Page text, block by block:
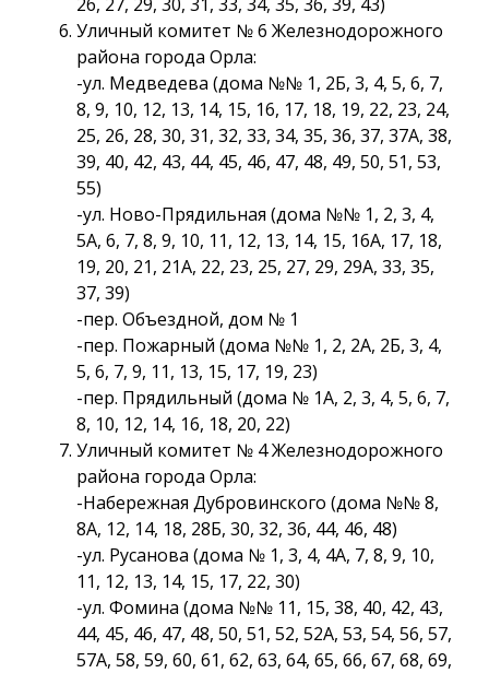
Уличный комитет № 6 Железнодорожного
района города Орла:
-ул. Медведева (дома №№ 1, 2Б, 3, 4, 5, 6, 7,
8, 9, 10, 12, 13, 14, 15, 16, 17, 18, 19, 22, 23, 24,
25, 26, 28, 30, 31, 32, 33, 34, 35, 36, 37, 37А, 38,
39, 40, 42, 43, 44, 45, 46, 47, 48, 49, 50, 51, 53,
55)
-ул. Ново-Прядильная (дома №№ 1, 2, 3, 4,
5А, 6, 7, 8, 9, 10, 11, 12, 13, 14, 15, 16А, 17, 18,
19, 20, 21, 21А, 22, 23, 25, 27, 29, 29А, 33, 35,
37, 39)
-пер. Объездной, дом № 1
-пер. Пожарный (дома №№ 1, 2, 2А, 2Б, 3, 4,
5, 6, 7, 9, 11, 13, 15, 17, 19, 23)
-пер. Прядильный (дома № 1А, 2, 3, 4, 5, 6, 7,
8, 10, 12, 14, 16, 18, 20, 22)
Уличный комитет № 4 Железнодорожного
района города Орла:
-Набережная Дубровинского (дома №№ 8,
8А, 12, 14, 18, 28Б, 30, 32, 36, 44, 46, 48)
-ул. Русанова (дома № 1, 3, 4, 4А, 7, 8, 9, 10,
11, 12, 13, 14, 15, 17, 22, 30)
-ул. Фомина (дома №№ 11, 15, 38, 40, 42, 43,
44, 45, 46, 47, 48, 50, 51, 52, 52А, 53, 54, 56, 57,
57А, 58, 59, 60, 61, 62, 63, 64, 65, 66, 67, 68, 69,